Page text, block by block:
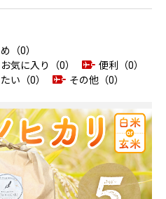
（0）
お気に入り（0）
便利（0）
い（0） その他（0）